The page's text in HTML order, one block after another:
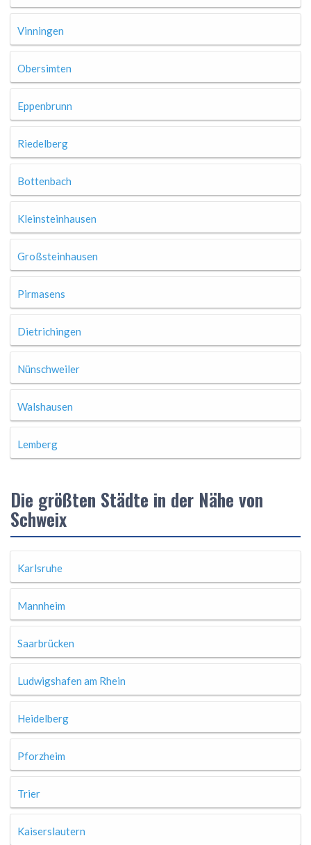
Vinningen
Obersimten
Eppenbrunn
Riedelberg
Bottenbach
Kleinsteinhausen
Großsteinhausen
Pirmasens
Dietrichingen
Nünschweiler
Walshausen
Lemberg
Die größten Städte in der Nähe von
Schweix
Karlsruhe
Mannheim
Saarbrücken
Ludwigshafen am Rhein
Heidelberg
Pforzheim
Trier
Kaiserslautern